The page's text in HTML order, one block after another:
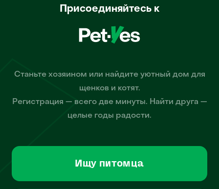
Присоединяйтесь к
Станьте хозяином или найдите уютный дом для
щенков и котят.
Регистрация — всего две минуты. Найти друга —
целые годы радости.
Ищу питомца